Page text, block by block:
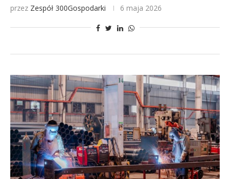
przez Zespół 300Gospodarki 6 maja 2026